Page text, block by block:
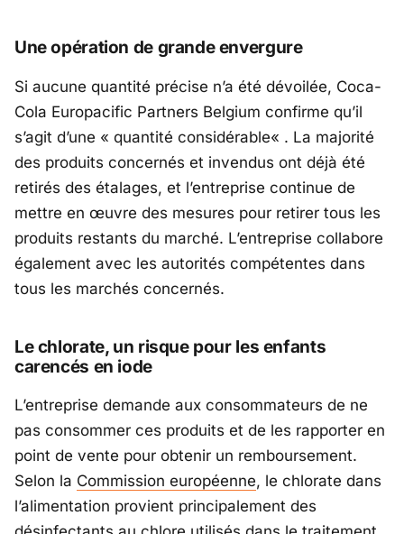
Une opération de grande envergure
Si aucune quantité précise n’a été dévoilée, Coca-
Cola Europacific Partners Belgium confirme qu’il
s’agit d’une « quantité considérable« . La majorité
des produits concernés et invendus ont déjà été
retirés des étalages, et l’entreprise continue de
mettre en œuvre des mesures pour retirer tous les
produits restants du marché. L’entreprise collabore
également avec les autorités compétentes dans
tous les marchés concernés.
Le chlorate, un risque pour les enfants
carencés en iode
L’entreprise demande aux consommateurs de ne
pas consommer ces produits et de les rapporter en
point de vente pour obtenir un remboursement.
Selon la Commission européenne, le chlorate dans
l’alimentation provient principalement des